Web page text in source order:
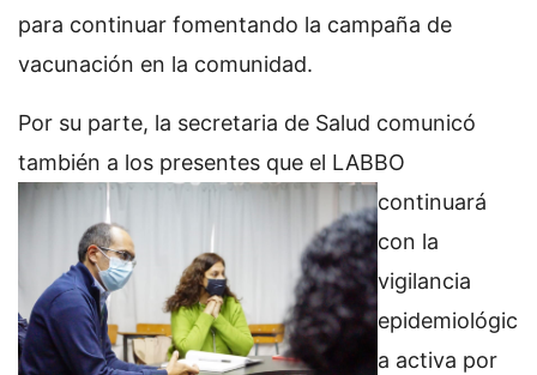
para continuar fomentando la campaña de
vacunación en la comunidad.
Por su parte, la secretaria de Salud comunicó
también a los presentes que el LABBO
continuará
con la
vigilancia
epidemiológic
a activa por